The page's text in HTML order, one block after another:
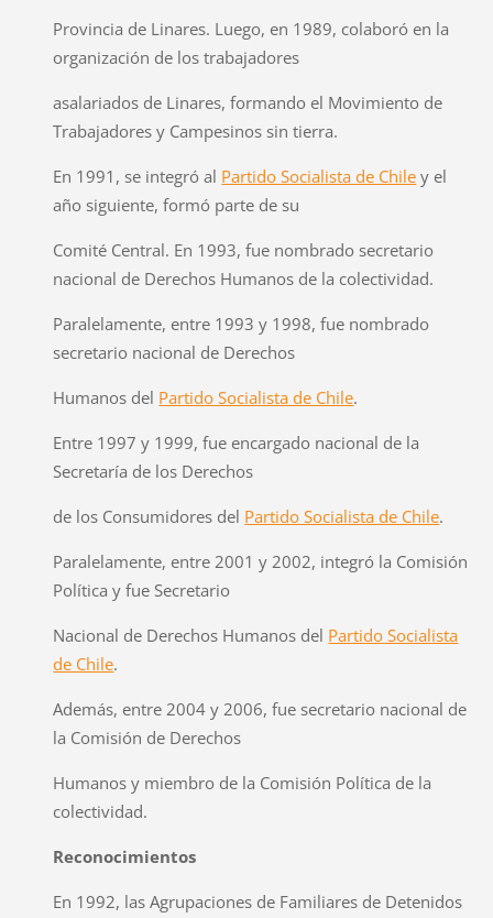
Provincia de Linares. Luego, en 1989, colaboró en la
organización de los trabajadores
asalariados de Linares, formando el Movimiento de
Trabajadores y Campesinos sin tierra.
En 1991, se integró al Partido Socialista de Chile y el
año siguiente, formó parte de su
Comité Central. En 1993, fue nombrado secretario
nacional de Derechos Humanos de la colectividad.
Paralelamente, entre 1993 y 1998, fue nombrado
secretario nacional de Derechos
Humanos del Partido Socialista de Chile.
Entre 1997 y 1999, fue encargado nacional de la
Secretaría de los Derechos
de los Consumidores del Partido Socialista de Chile.
Paralelamente, entre 2001 y 2002, integró la Comisión
Política y fue Secretario
Nacional de Derechos Humanos del Partido Socialista
de Chile.
Además, entre 2004 y 2006, fue secretario nacional de
la Comisión de Derechos
Humanos y miembro de la Comisión Política de la
colectividad.
Reconocimientos
En 1992, las Agrupaciones de Familiares de Detenidos